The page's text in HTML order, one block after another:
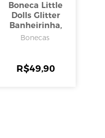
Boneca Little
Dolls Glitter
Banheirinha,
Diver Toys
Bonecas
R$49,90